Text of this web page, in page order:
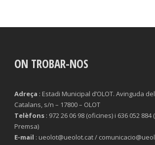
ON TROBAR-NOS
Adreça : Estadi Municipal d’OLOT. Avinguda
Catalans, s/n – 17800 – OLOT
Telèfons : 972 26 06 98 (oficines) i 636 052 884
Premsa)
E-mail : ueolot@ueolot.cat /